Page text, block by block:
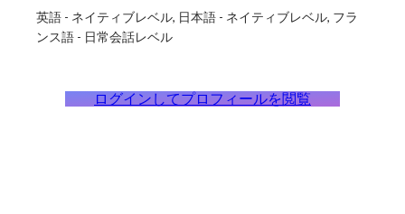
英語 - ネイティブレベル 日本語 - ネイティブレベル フラ
ンス語 - 日常会話レベル
ログインしてプロフィールを閲覧